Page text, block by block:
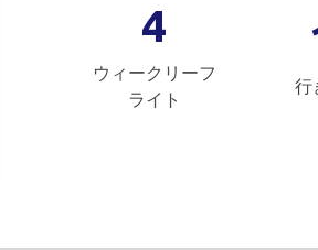
4
ウィークリーフ
ライト
行